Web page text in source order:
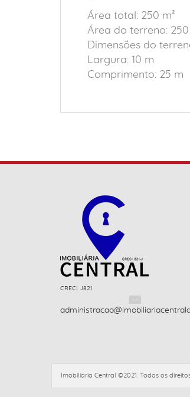
Área total: 250 m²
Área do terreno: 250
Dimensões do
Largura: 10 m
Comprimento: 25 m
CRECI J821
Imobiliária Central ©2021. Todos os